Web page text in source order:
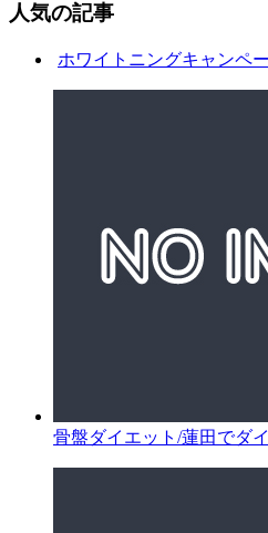
人気の記事
ホワイトニングキャンペ
骨盤ダイエット/蓮田でダ